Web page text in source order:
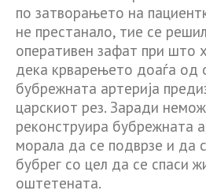
по затворањето на
не престанало, тие се
оперативен зафат при што
дека крварењето доаѓа од
бубрежната артерија
царскиот рез. Заради
реконструира бубрежната
морала да се подврзе и да
бубрег со цел да се спаси
оштетената.